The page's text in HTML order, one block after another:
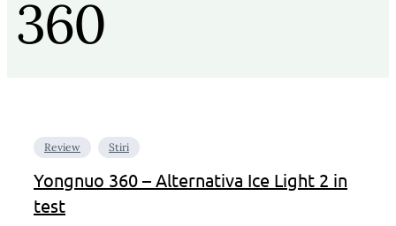
360
Review Stiri
Yongnuo 360 – Alternativa Ice Light 2 in
test